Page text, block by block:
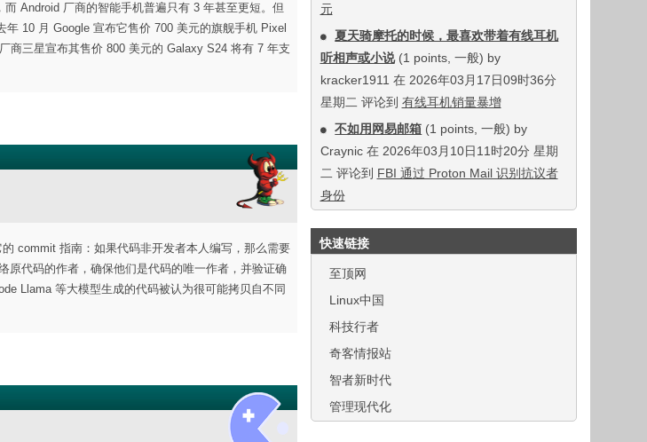
元
夏天骑摩托的时候，最喜欢带着有线耳机
听相声或小说(1 points, 一般) by
kracker1911 在 2026年03月17日09时36分
星期二 评论到 有线耳机销量暴增
不如用网易邮箱 (1 points, 一般) by
Craynic 在 2026年03月10日11时20分 星期
二 评论到 FBI 通过 Proton Mail 识别抗议者
身份
快速链接
至顶网
Linux中国
科技行者
奇客情报站
智者新时代
管理现代化
Android 厂商的智能手机普遍只有 3 年甚至更短。但
10 月 Google 宣布它售价 700 美元的旗舰手机 Pixel
商三星宣布其售价 800 美元的 Galaxy S24 将有 7 年支
commit 指南：如果代码非开发者本人编写，那么需要
原代码的作者，确保他们是代码的唯一作者，并验证确
Llama 等大模型生成的代码被认为很可能拷贝自不同